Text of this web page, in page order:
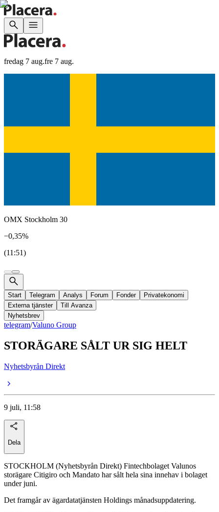
fredag 7 aug.fre 7 aug.
OMX Stockholm 30
−0,35%
(11:51)
Start Telegram Analys Forum Fonder
Privatekonomi
Externa tjänster
Till Avanza
Nyhetsbrev
telegram/Valuno Group
STORÄGARE SÅLT UR SIG HELT
Nyhetsbyrån Direkt
9 juli, 11:58
Dela
STOCKHOLM (Nyhetsbyrån Direkt) Fintechbolaget Valunos
storägare Citigiro och Mandato har sålt hela sina innehav i bolaget
under juni.
Det framgår av ägardatatjänsten Holdings månadsuppdatering.